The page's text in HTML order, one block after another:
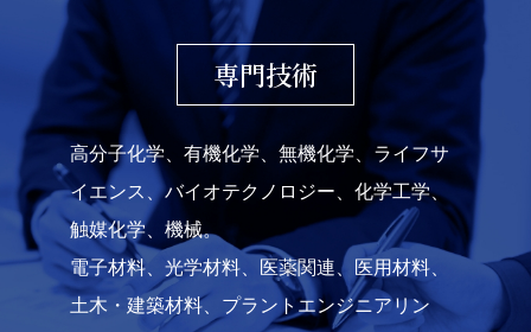
専門技術
高分子化学、有機化学、無機化学、ライフサ
イエンス、バイオテクノロジー、化学工学、
触媒化学、機械。
電子材料、光学材料、医薬関連、医用材料、
土木・建築材料、プラントエンジニアリン